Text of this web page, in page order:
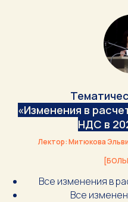
«Изменения в
НДС в
Лектор: Митюкова
Все изменения в
Все